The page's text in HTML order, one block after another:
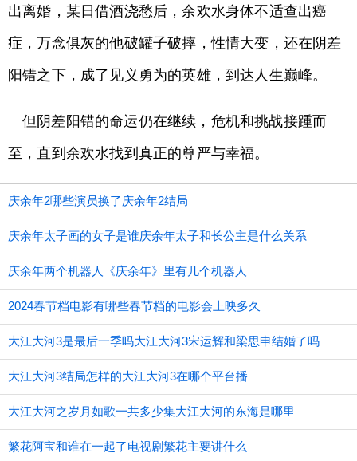
出离婚，某日借酒浇愁后，余欢水身体不适查出癌
症，万念俱灰的他破罐子破摔，性情大变，还在阴差
阳错之下，成了见义勇为的英雄，到达人生巅峰。
但阴差阳错的命运仍在继续，危机和挑战接踵而
至，直到余欢水找到真正的尊严与幸福。
庆余年2哪些演员换了庆余年2结局
庆余年太子画的女子是谁庆余年太子和长公主是什么关系
庆余年两个机器人《庆余年》里有几个机器人
2024春节档电影有哪些春节档的电影会上映多久
大江大河3是最后一季吗大江大河3宋运辉和梁思申结婚了吗
大江大河3结局怎样的大江大河3在哪个平台播
大江大河之岁月如歌一共多少集大江大河的东海是哪里
繁花阿宝和谁在一起了电视剧繁花主要讲什么